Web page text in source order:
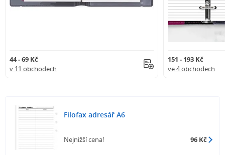
44 - 69 Kč
v 11 obchodech
151 - 193 Kč
ve 4 obchodech
Filofax adresář A6
Nejnižší cena! 96 Kč